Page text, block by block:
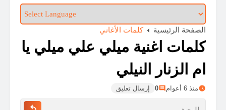
الصفحة الرئيسية كلمات الأغاني
كلمات اغنية ميلي علي ميلي يا
ام الزنار النيلي
منذ 6 أعوام 0 إرسال تعليق